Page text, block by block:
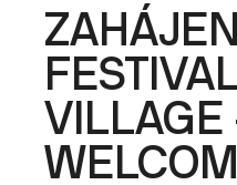
VILLAGE